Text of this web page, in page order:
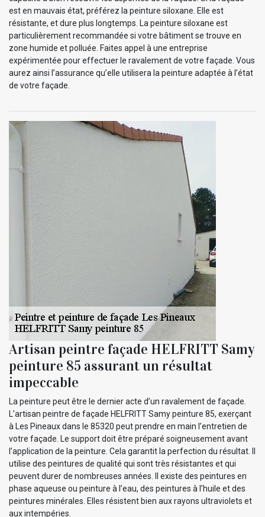
est en mauvais état, préférez la peinture siloxane. Elle est
résistante, et dure plus longtemps. La peinture siloxane est
particulièrement recommandée si votre bâtiment se trouve en
zone humide et polluée. Faites appel à une entreprise
expérimentée pour effectuer le ravalement de votre façade. Vous
aurez ainsi l’assurance qu’elle utilisera la peinture adaptée à l’état
de votre façade.
Artisan peintre façade HELFRITT Samy
peinture 85 assurant un résultat
impeccable
La peinture peut être le dernier acte d’un ravalement de façade.
L’artisan peintre de façade HELFRITT Samy peinture 85, exerçant
à Les Pineaux dans le 85320 peut prendre en main l’entretien de
votre façade. Le support doit être préparé soigneusement avant
l’application de la peinture. Cela garantit la perfection du résultat. Il
utilise des peintures de qualité qui sont très résistantes et qui
peuvent durer de nombreuses années. Il existe des peintures en
phase aqueuse ou peinture à l’eau, des peintures à l’huile et des
peintures minérales. Elles résistent bien aux rayons ultraviolets et
aux intempéries.